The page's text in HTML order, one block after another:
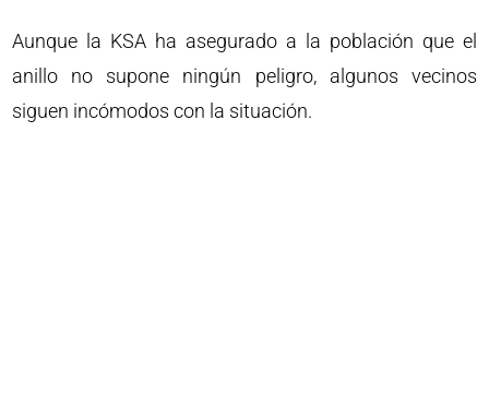
Aunque la KSA ha asegurado a la población que el
anillo no supone ningún peligro, algunos vecinos
siguen incómodos con la situación.